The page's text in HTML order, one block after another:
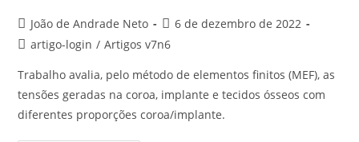
João de Andrade Neto
6 de dezembro de 2022
artigo-login / Artigos v7n6
Trabalho avalia, pelo método de elementos finitos (MEF), as
tensões geradas na coroa, implante e tecidos ósseos com
diferentes proporções coroa/implante.